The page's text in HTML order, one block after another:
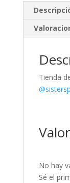
Tienda
No hay
Sé el